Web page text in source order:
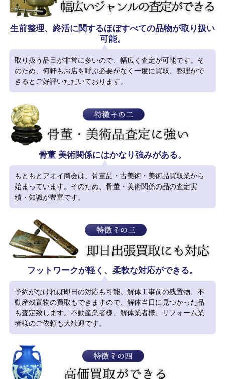
生前整理、終活に関するほぼすべての品物が取り扱い
可能。
取り扱う品目が非常に多いので、幅広く査定が可能です。そ
のため、何軒もお店を呼ぶ必要がなく一度に買取、整理がで
きるとご好評いただいております。
骨董 美術関係にはかなり強みがある。
もともとアオイ商会は、骨董品・古美術・美術品買取業から
始まっています。そのため、骨董・美術関係の品の査定実
績・知識が豊富です。
フットワークが軽く、柔軟な対応ができる。
予約がなければ即日の対応も可能。解体工事前の残置物、不
動産残置物の買取もできますので、解体当日に見つかった品
も査定致します。不動産業者様、解体業者様、リフォーム業
者様のご依頼も大歓迎です。